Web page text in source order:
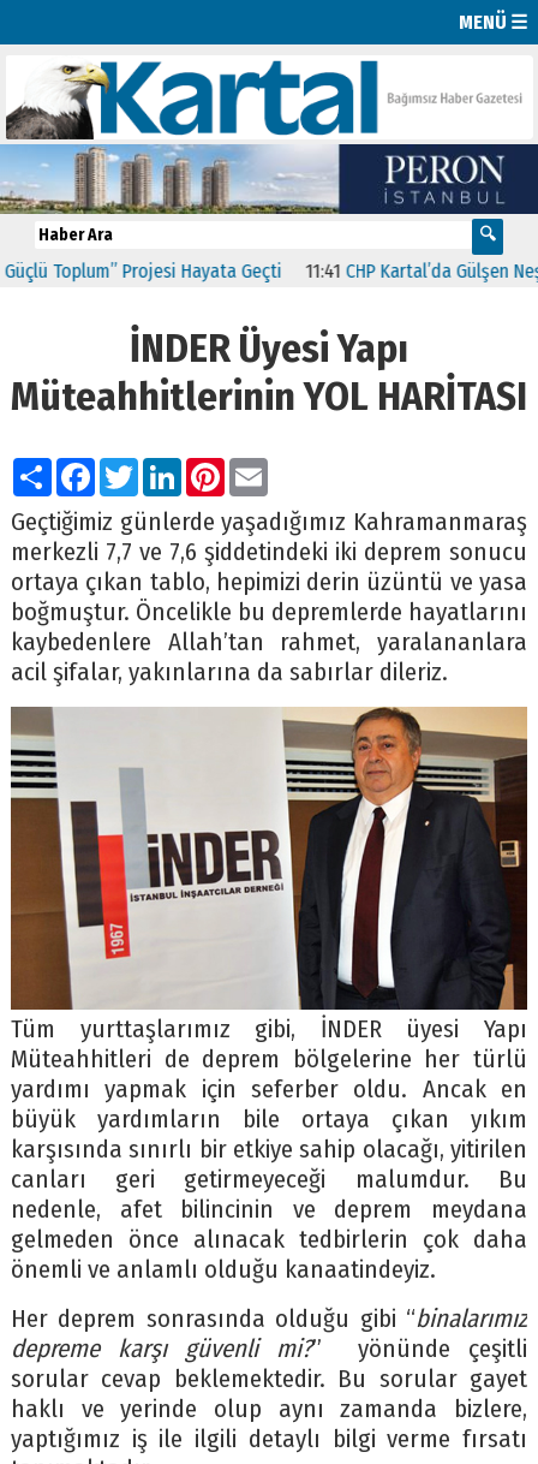
MENÜ ☰
Projesi Hayata Geçti 11:41 CHP Kartal’da Gülşen Neşe Büklü
İNDER Üyesi Yapı
Müteahhitlerinin YOL HARİTASI
PaylaşFacebook
TwitterLinkedIn
Pinterest
Email
Geçtiğimiz günlerde yaşadığımız Kahramanmaraş
merkezli 7,7 ve 7,6 şiddetindeki iki deprem sonucu
ortaya çıkan tablo, hepimizi derin üzüntü ve yasa
boğmuştur. Öncelikle bu depremlerde hayatlarını
kaybedenlere Allah’tan rahmet, yaralananlara
acil şifalar, yakınlarına da sabırlar dileriz.
Tüm yurttaşlarımız gibi, İNDER üyesi Yapı
Müteahhitleri de deprem bölgelerine her türlü
yardımı yapmak için seferber oldu. Ancak en
büyük yardımların bile ortaya çıkan yıkım
karşısında sınırlı bir etkiye sahip olacağı, yitirilen
canları geri getirmeyeceği malumdur. Bu
nedenle, afet bilincinin ve deprem meydana
gelmeden önce alınacak tedbirlerin çok daha
önemli ve anlamlı olduğu kanaatindeyiz.
Her deprem sonrasında olduğu gibi “binalarımız
depreme karşı güvenli mi?” yönünde çeşitli
sorular cevap beklemektedir. Bu sorular gayet
haklı ve yerinde olup aynı zamanda bizlere,
yaptığımız iş ile ilgili detaylı bilgi verme fırsatı